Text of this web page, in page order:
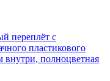
переплёт с
пластикового
внутри, полноцветная